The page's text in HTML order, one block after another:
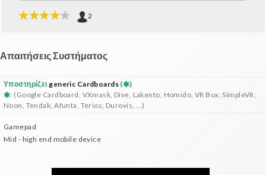
2
Απαιτήσεις Συστήματος
Υποστηρίζειgeneric Cardboards (
)
: (Google Cardboard, VXmask, Dive, Lakento, Homido, VR Box, SimpleVR,
Noon, Tendak, Afunta, Terios, Durovis, ...)
Gamepad
Mid - high end mobile device